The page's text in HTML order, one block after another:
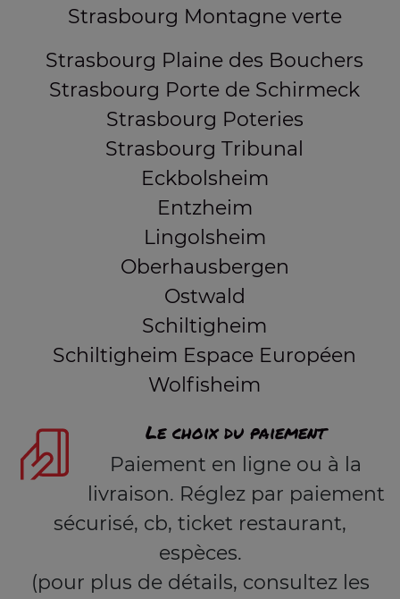
Strasbourg Montagne verte
Strasbourg Plaine des Bouchers
Strasbourg Porte de Schirmeck
Strasbourg Poteries
Strasbourg Tribunal
Eckbolsheim
Entzheim
Lingolsheim
Oberhausbergen
Ostwald
Schiltigheim
Schiltigheim Espace Européen
Wolfisheim
Le choix du paiement
Paiement en ligne ou à la
livraison. Réglez par paiement
sécurisé, cb, ticket restaurant,
espèces.
(pour plus de détails, consultez les